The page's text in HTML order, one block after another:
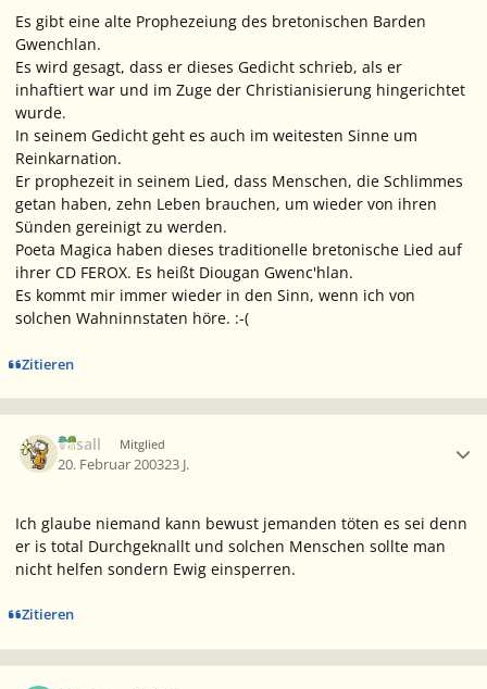
Es gibt eine alte Prophezeiung des bretonischen Barden
Gwenchlan.
Es wird gesagt, dass er dieses Gedicht schrieb, als er
inhaftiert war und im Zuge der Christianisierung hingerichtet
wurde.
In seinem Gedicht geht es auch im weitesten Sinne um
Reinkarnation.
Er prophezeit in seinem Lied, dass Menschen, die Schlimmes
getan haben, zehn Leben brauchen, um wieder von ihren
Sünden gereinigt zu werden.
Poeta Magica haben dieses traditionelle bretonische Lied auf
ihrer CD FEROX. Es heißt Diougan Gwenc'hlan.
Es kommt mir immer wieder in den Sinn, wenn ich von
solchen Wahninnstaten höre. :-(
Zitieren
Vasall Mitglied
20. Februar 200323 J.
Ich glaube niemand kann bewust jemanden töten es sei denn
er is total Durchgeknallt und solchen Menschen sollte man
nicht helfen sondern Ewig einsperren.
Zitieren